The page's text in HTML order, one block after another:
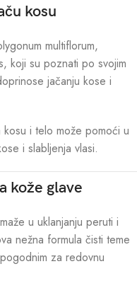
kosu
multiflorum,
koji su poznati po svojim
jačanju kose i
i telo može pomoći u
i slabljenja vlasi.
kože glave
u uklanjanju peruti i
nežna formula čisti teme
za redovnu